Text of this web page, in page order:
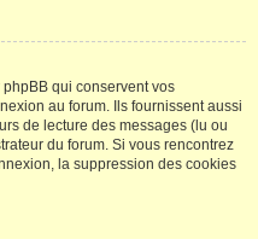
qui conservent vos
au forum. Ils fournissent aussi
de lecture des messages (lu ou
du forum. Si vous rencontrez
la suppression des cookies